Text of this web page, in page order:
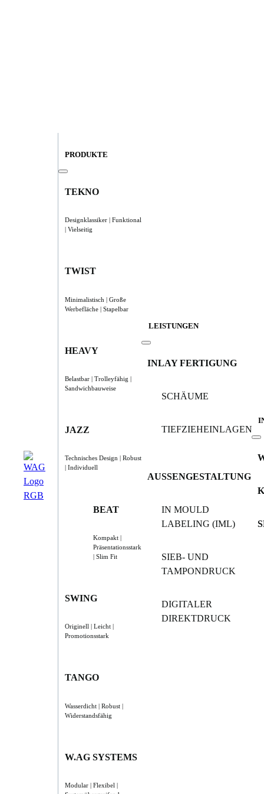
PRODUKTE
TEKNO
Designklassiker | Funktional
| Vielseitig
TWIST
Minimalistisch | Große
Werbefläche | Stapelbar
HEAVY
Belastbar | Trolleyfähig |
Sandwichbauweise
JAZZ
Technisches Design | Robust
| Individuell
BEAT
Kompakt |
Präsentationsstark
| Slim Fit
SWING
Originell | Leicht |
Promotionsstark
TANGO
Wasserdicht | Robust |
Widerstandsfähig
W.AG SYSTEMS
Modular | Flexibel |
LEISTUNGEN
INLAY FERTIGUNG
SCHÄUME
TIEFZIEHEINLAGEN
AUSSENGESTALTUNG
IN MOULD
LABELING (IML)
SIEB- UND
TAMPONDRUCK
DIGITALER
DIREKTDRUCK